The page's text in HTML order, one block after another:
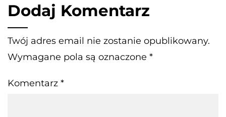
Dodaj Komentarz
Twój adres email nie zostanie opublikowany.
Wymagane pola są oznaczone *
Komentarz *